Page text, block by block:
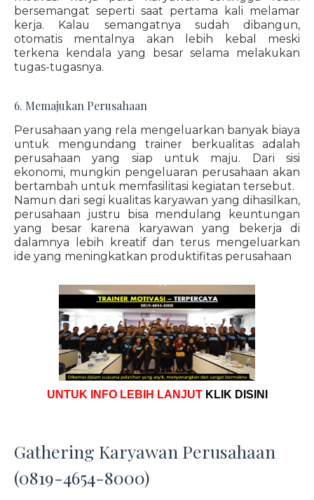
bersemangat seperti saat pertama kali melamar
kerja. Kalau semangatnya sudah dibangun,
otomatis mentalnya akan lebih kebal meski
terkena kendala yang besar selama melakukan
tugas-tugasnya.
6. Memajukan Perusahaan
Perusahaan yang rela mengeluarkan banyak biaya
untuk mengundang trainer berkualitas adalah
perusahaan yang siap untuk maju. Dari sisi
ekonomi, mungkin pengeluaran perusahaan akan
bertambah untuk memfasilitasi kegiatan tersebut.
Namun dari segi kualitas karyawan yang dihasilkan,
perusahaan justru bisa mendulang keuntungan
yang besar karena karyawan yang bekerja di
dalamnya lebih kreatif dan terus mengeluarkan
ide yang meningkatkan produktifitas perusahaan
UNTUK INFO LEBIH LANJUT KLIK DISINI
Gathering Karyawan Perusahaan
(0819-4654-8000)